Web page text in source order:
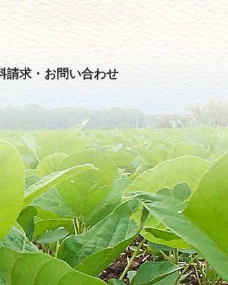
請求・お問い合わせ